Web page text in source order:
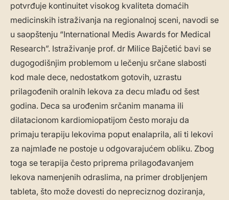
potvrđuje kontinuitet visokog kvaliteta domaćih
medicinskih istraživanja na regionalnoj sceni, navodi se
u saopštenju “International Medis Awards for Medical
Research”. Istraživanje prof. dr Milice Bajčetić bavi se
dugogodišnjim problemom u lečenju srčane slabosti
kod male dece, nedostatkom gotovih, uzrastu
prilagođenih oralnih lekova za decu mlađu od šest
godina. Deca sa urođenim srčanim manama ili
dilatacionom kardiomiopatijom često moraju da
primaju terapiju lekovima poput enalaprila, ali ti lekovi
za najmlađe ne postoje u odgovarajućem obliku. Zbog
toga se terapija često priprema prilagođavanjem
lekova namenjenih odraslima, na primer drobljenjem
tableta, što može dovesti do nepreciznog doziranja,